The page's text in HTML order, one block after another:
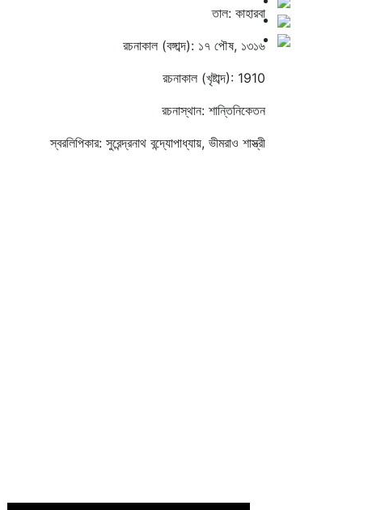
তাল: কাহারবা
রচনাকাল (বঙ্গাব্দ): ১৭ পৌষ, ১৩১৬
রচনাকাল (খৃষ্টাব্দ): 1910
রচনাস্থান: শান্তিনিকেতন
স্বরলিপিকার: সুরেন্দ্রনাথ বন্দ্যোপাধ্যায়, ভীমরাও শাস্ত্রী